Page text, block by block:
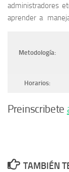
administradores
aprender a
Metodología:
Horarios:
Preinscribete
TAMBIÉN